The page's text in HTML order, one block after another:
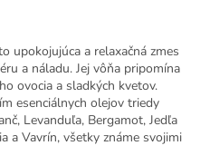
upokojujúca a relaxačná zmes
a náladu. Jej vôňa pripomína
ovocia a sladkých kvetov.
esenciálnych olejov triedy
Levanduľa, Bergamot, Jedľa
a Vavrín, všetky známe svojimi